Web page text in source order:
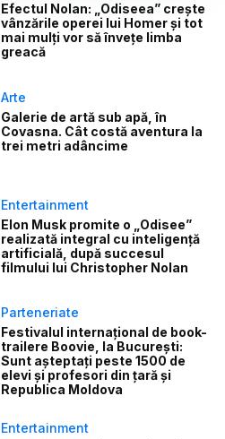
Efectul Nolan: „Odiseea” crește
vânzările operei lui Homer și tot
mai mulți vor să învețe limba
greacă
Arte
Galerie de artă sub apă, în
Covasna. Cât costă aventura la
trei metri adâncime
Entertainment
Elon Musk promite o „Odisee”
realizată integral cu inteligență
artificială, după succesul
filmului lui Christopher Nolan
Parteneriate
Festivalul internațional de book-
trailere Boovie, la București:
Sunt așteptați peste 1500 de
elevi și profesori din țară și
Republica Moldova
Entertainment